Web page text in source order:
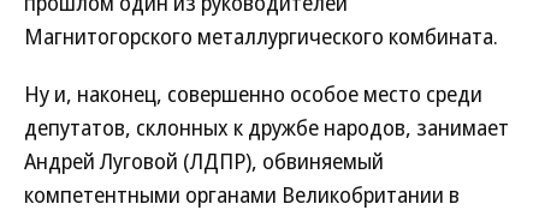
Магнитогорского металлургического комбината.
Ну и, наконец, совершенно особое место среди
депутатов, склонных к дружбе народов, занимает
Андрей Луговой (ЛДПР), обвиняемый
компетентными органами Великобритании в